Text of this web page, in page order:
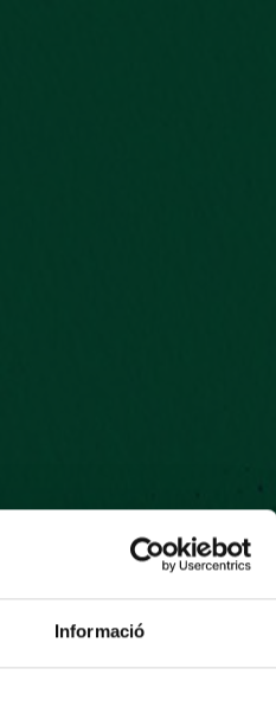
Informació